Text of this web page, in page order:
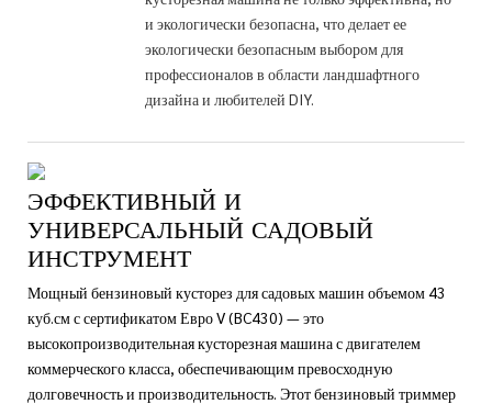
и экологически безопасна, что делает ее
экологически безопасным выбором для
профессионалов в области ландшафтного
дизайна и любителей DIY.
ЭФФЕКТИВНЫЙ И
УНИВЕРСАЛЬНЫЙ САДОВЫЙ
ИНСТРУМЕНТ
Мощный бензиновый кусторез для садовых машин объемом 43
куб.см с сертификатом Евро V (BC430) — это
высокопроизводительная кусторезная машина с двигателем
коммерческого класса, обеспечивающим превосходную
долговечность и производительность. Этот бензиновый триммер